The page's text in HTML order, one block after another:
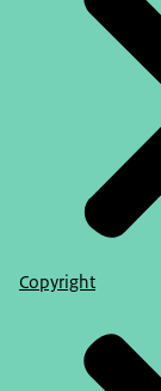
Copyright